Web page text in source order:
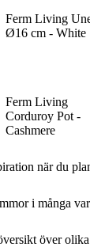
Ferm Living
Ø16 cm - White
Ferm Living
Corduroy Pot -
Cashmere
när du
i många
över